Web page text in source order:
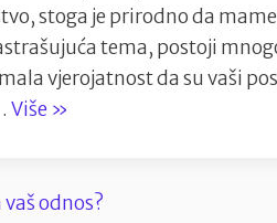
stoga je prirodno da
tema, postoji
vjerojatnost da su vaši
Više “5
pobačaju”
»